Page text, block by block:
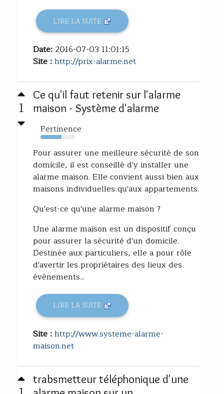
LIRE LA SUITE
Date: 2016-07-03 11:01:15
Site :http://prix-alarme.net
1
Ce qu'il faut retenir sur l'alarme
maison - Système d'alarme
Pertinence
60%
Pour assurer une meilleure sécurité de son
domicile, il est conseillé d'y installer une
alarme maison. Elle convient aussi bien aux
maisons individuelles qu'aux appartements.
Qu'est-ce qu'une alarme maison ?
Une alarme maison est un dispositif conçu
pour assurer la sécurité d'un domicile.
Destinée aux particuliers, elle a pour rôle
d'avertir les propriétaires des lieux des
évènements...
LIRE LA SUITE
Site :http://www.systeme-alarme-
maison.net
trabsmetteur téléphonique d'une